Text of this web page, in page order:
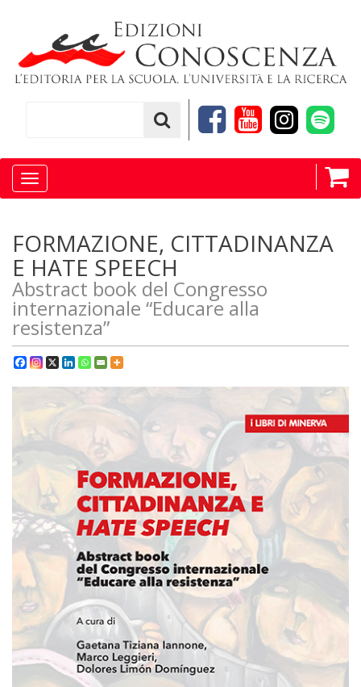
Toggle
navigation
FORMAZIONE, CITTADINANZA
E HATE SPEECH
Abstract book del Congresso
internazionale “Educare alla
resistenza”